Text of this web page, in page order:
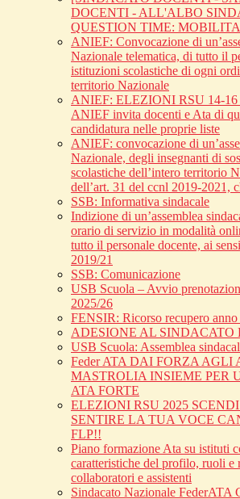
DOCENTI - ALL'ALBO
QUESTION TIME:
ANIEF: Convocazione di
Nazionale telematica, di tutto il
istituzioni scolastiche di ogni
territorio Nazionale
ANIEF: ELEZIONI RSU 14-
ANIEF invita docenti e Ata di
candidatura nelle proprie liste
ANIEF: convocazione di
Nazionale, degli insegnanti di
scolastiche dell’intero territorio
dell’art. 31 del ccnl 2019-2021,
SSB: Informativa sindacale
Indizione di un’assemblea
orario di servizio in modalità
tutto il personale docente, ai
2019/21
SSB: Comunicazione
USB Scuola – Avvio
2025/26
FENSIR: Ricorso recupero
ADESIONE AL SINDACATO
USB Scuola: Assemblea
Feder ATA DAI FORZA AGLI
MASTROLIA INSIEME PER
ATA FORTE
ELEZIONI RSU 2025
SENTIRE LA TUA VOCE
FLP!!
Piano formazione Ata su istituti
caratteristiche del profilo, ruoli e
collaboratori e assistenti
Sindacato Nazionale